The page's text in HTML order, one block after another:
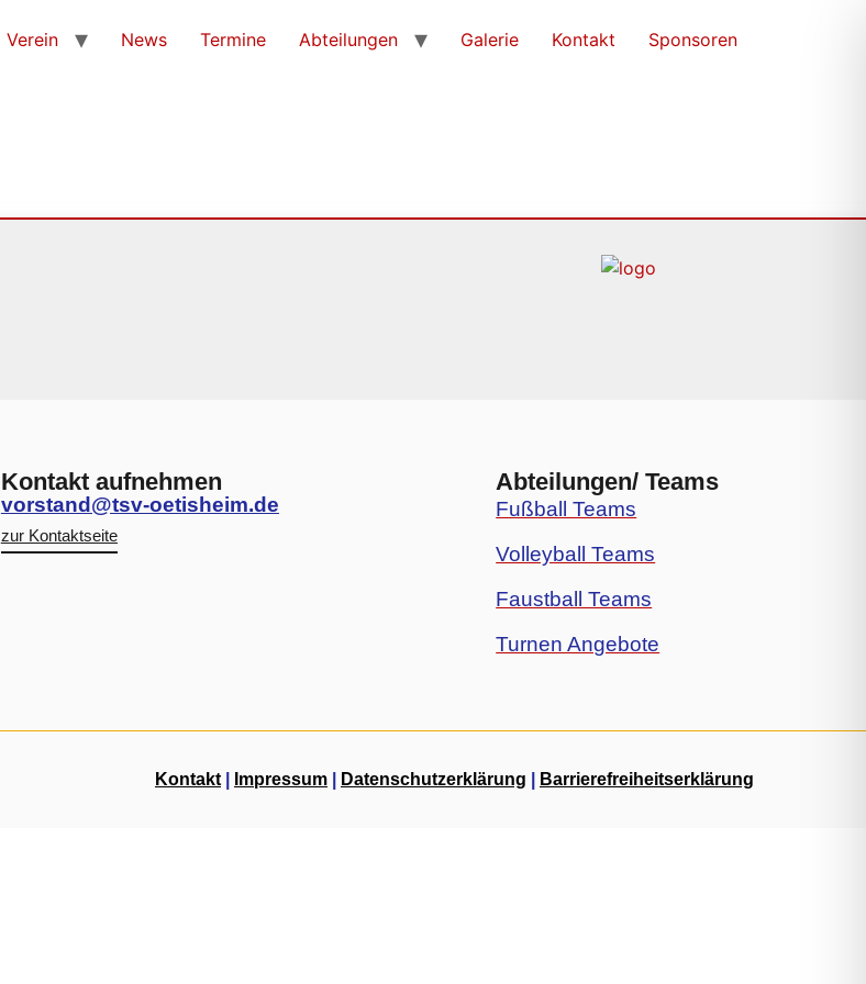
Verein News Termine Abteilungen Galerie Kontakt Sponsoren
Kontakt aufnehmen
vorstand@tsv-oetisheim.de
zur Kontaktseite
Abteilungen/ Teams
Fußball Teams
Volleyball Teams
Faustball Teams
Turnen Angebote
Kontakt Impressum Datenschutzerklärung Barrierefreiheitserklärung